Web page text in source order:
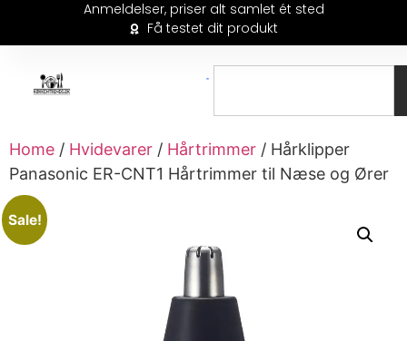
Anmeldelser, priser alt samlet ét sted
Få testet dit produkt
Home / Hvidevarer / Hårtrimmer / Hårklipper
Panasonic ER-CNT1 Hårtrimmer til Næse og Ører
Sale!